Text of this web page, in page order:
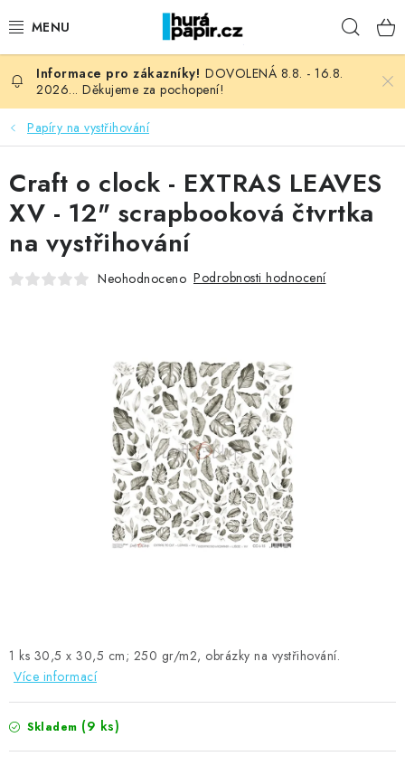
na
NOVINKY
HURÁ DÍLNA
VŠECHNO ZBOŽÍ
KNIHAŘSKÝ MATERIÁL
MOJE OBJEDNÁVKA
Kontakty Moje objednávka
Oblíbené ♥️
Hodnocení obchodu
Obchodní podmínky
DOVOLENÁ 8.8. - 16.8.
2026... Děkujeme za pochopení!
Papíry na vystřihování
1 ks 30,5 x 30,5 cm; 250 gr/m2, obrázky na vystřihování.
Více informací
Skladem (9 ks)
Craft o clock - EXTRAS LEAVES
XV - 12" scrapbooková čtvrtka
na vystřihování
Neohodnoceno Podrobnosti hodnocení